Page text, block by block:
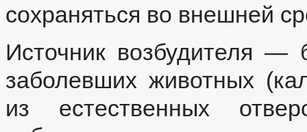
сохраняться во внешней
Источник возбудителя —
заболевших животных
из естественных